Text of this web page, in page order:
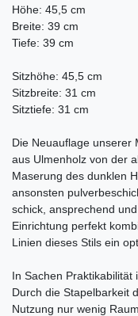
Höhe: 45,5 cm
Breite: 39 cm
Tiefe: 39 cm
Sitzhöhe: 45,5 cm
Sitzbreite: 31 cm
Sitztiefe: 31 cm
Die Neuauflage unserer
aus Ulmenholz von der
Maserung des dunklen
ansonsten
schick, ansprechend
Einrichtung perfekt
Linien dieses Stils ein
In Sachen Praktikabilität
Durch die Stapelbarkeit
Nutzung nur wenig